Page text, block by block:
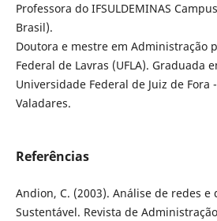
Professora do IFSULDEMINAS
Brasil).
Doutora e mestre em Administração
Federal de Lavras (UFLA). Graduada
Universidade Federal de Juiz de Fora
Valadares.
Referências
Andion, C. (2003). Análise de redes e
Sustentável. Revista de